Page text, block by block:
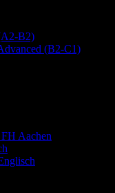
B2)
(B2-C1)
Aachen